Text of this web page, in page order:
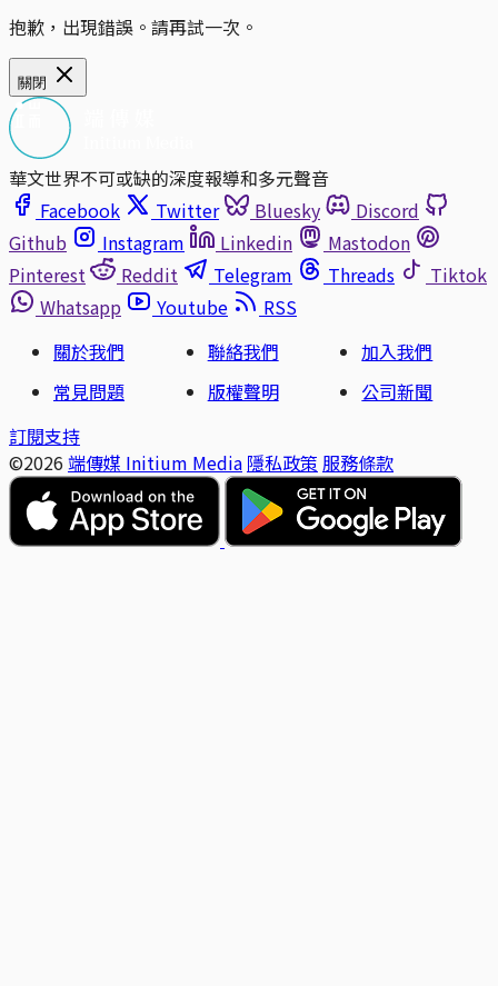
抱歉，出現錯誤。請再試一次。
關閉
華文世界不可或缺的深度報導和多元聲音
Facebook
Twitter Bluesky
Discord
Github
Instagram Linkedin
Mastodon
Pinterest
Reddit Telegram Threads
Tiktok
Whatsapp
Youtube
RSS
關於我們
聯絡我們
加入我們
常見問題
版權聲明
公司新聞
訂閱支持
©2026 端傳媒 Initium Media 隱私政策 服務條款